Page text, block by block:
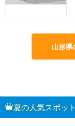
山形県
夏の人気スポッ